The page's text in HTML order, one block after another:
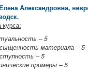
Александровна,
.
курса:
– 5
материала – 5
– 5
примеры – 5